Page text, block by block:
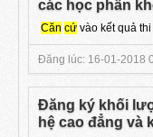
các học phần
Căn cứ vào kết quả thi
Đăng lúc: 16-01-2018
Đăng ký khối
hệ cao đẳng và